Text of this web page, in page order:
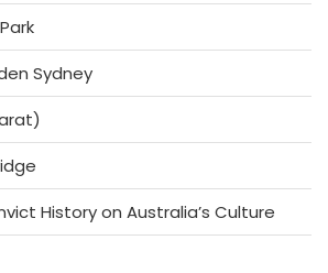
Sydney
History on Australia’s Culture